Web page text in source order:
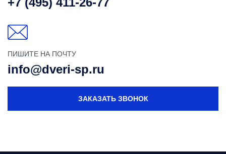
ПИШИТЕ НА ПОЧТУ
info@dveri-sp.ru
ЗАКАЗАТЬ ЗВОНОК